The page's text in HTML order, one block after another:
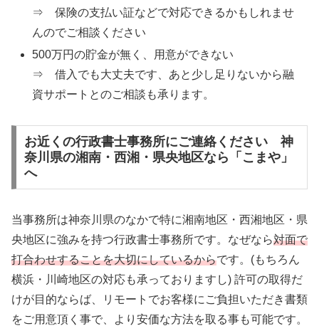
⇒ 保険の支払い証などで対応できるかもしれませ
んのでご相談ください
500万円の貯金が無く、用意ができない
⇒ 借入でも大丈夫です、あと少し足りないから融
資サポートとのご相談も承ります。
お近くの行政書士事務所にご連絡ください 神
奈川県の湘南・西湘・県央地区なら「こまや」
へ
当事務所は神奈川県のなかで特に湘南地区・西湘地区・県
央地区に強みを持つ行政書士事務所です。なぜなら対面で
打合わせすることを大切にしているからです。(もちろん
横浜・川崎地区の対応も承っておりますし) 許可の取得だ
けが目的ならば、リモートでお客様にご負担いただき書類
をご用意頂く事で、より安価な方法を取る事も可能です。